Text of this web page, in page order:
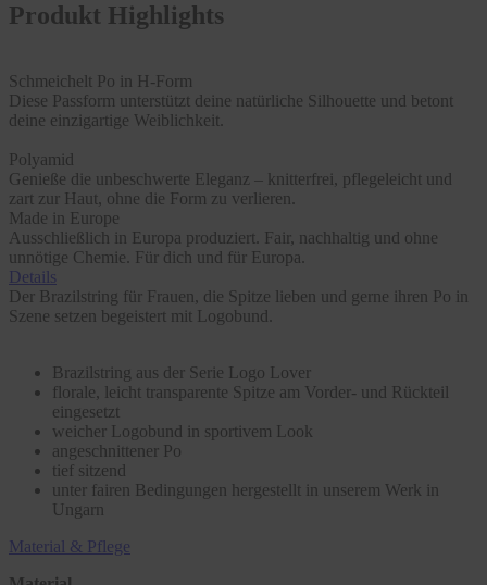
Produkt Highlights
Schmeichelt Po in H-Form
Diese Passform unterstützt deine natürliche Silhouette und betont
deine einzigartige Weiblichkeit.
Polyamid
Genieße die unbeschwerte Eleganz – knitterfrei, pflegeleicht und
zart zur Haut, ohne die Form zu verlieren.
Made in Europe
Ausschließlich in Europa produziert. Fair, nachhaltig und ohne
unnötige Chemie. Für dich und für Europa.
Details
Der Brazilstring für Frauen, die Spitze lieben und gerne ihren Po in
Szene setzen begeistert mit Logobund.
Brazilstring aus der Serie Logo Lover
florale, leicht transparente Spitze am Vorder- und Rückteil
eingesetzt
weicher Logobund in sportivem Look
angeschnittener Po
tief sitzend
unter fairen Bedingungen hergestellt in unserem Werk in
Ungarn
Material & Pflege